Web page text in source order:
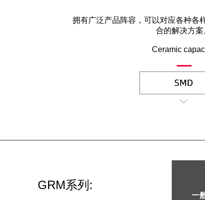
拥有广泛产品阵容，可以对应各种各
合的解决方案
Ceramic
GRM系列:
一